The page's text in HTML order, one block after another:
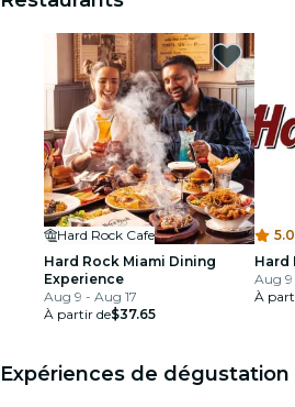
Hard Rock Cafe
Hard Rock Miami Dining
Experience
Aug 9 - Aug 17
À partir de$37.65
5.0
Hard
Aug 9
À
Expériences de dégustation